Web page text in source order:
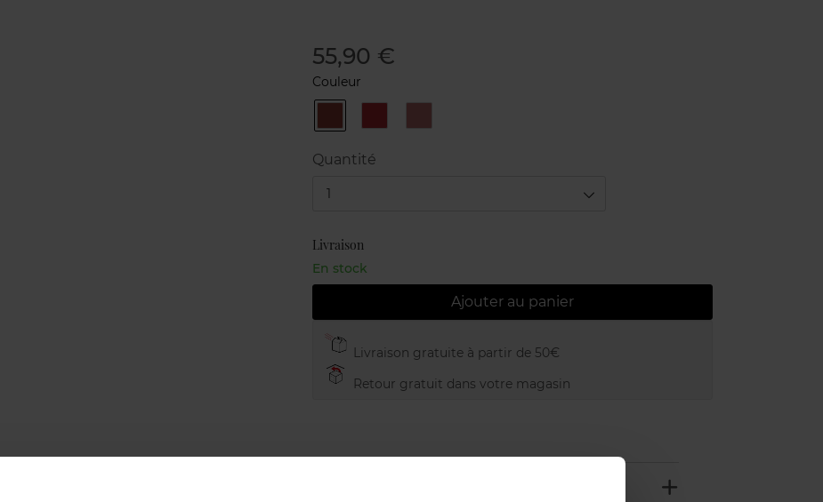
55,90 €
Couleur
AuburnCARMINBEIGE
Quantité
1
Livraison
En stock
Ajouter au panier
Livraison gratuite à partir de 50€
Retour gratuit dans votre magasin